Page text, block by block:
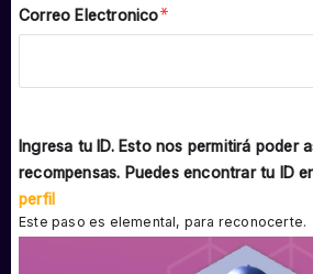
Correo Electronico*
Ingresa tu ID. Esto nos permitirá poder
recompensas. Puedes encontrar tu ID
perfil
Este paso es elemental, para reconocerte.